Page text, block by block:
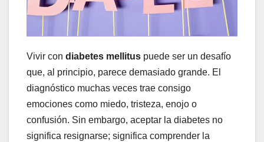
Vivir con diabetes mellitus puede ser un desafío
que, al principio, parece demasiado grande. El
diagnóstico muchas veces trae consigo
emociones como miedo, tristeza, enojo o
confusión. Sin embargo, aceptar la diabetes no
significa resignarse; significa comprender la